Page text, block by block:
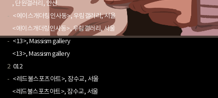
, 단원갤러리, 안산
- <에이스개더링인사동>, 우림갤러리, 서울
<에이스개더링인사동>, 우림갤러리, 서울
- <13>, Massism gallery
<13>, Massism gallery
2 012
- <레드불스포츠아트>, 잠수교, 서울
<레드불스포츠아트>, 잠수교, 서울